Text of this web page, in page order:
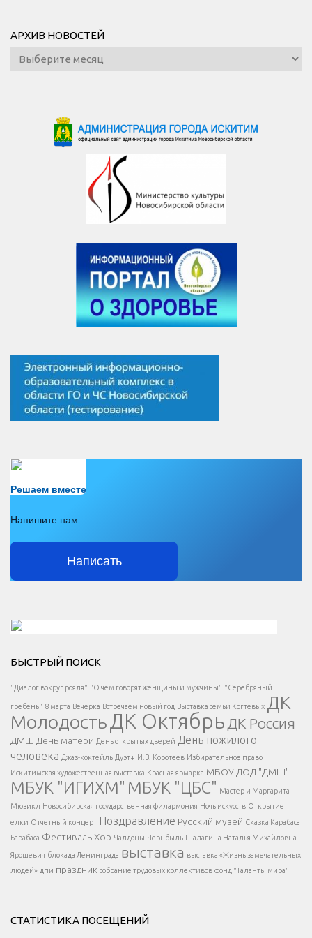
АРХИВ НОВОСТЕЙ
Архив
новостей
Решаем вместе
Напишите нам
Написать
Есть вопрос?
Напишите нам
</span >
Написать
</button >
</div >
</div > </div >
БЫСТРЫЙ ПОИСК
"Диалог вокруг рояля" "О чем говорят женщины и мужчины" "Серебряный
гребень" 8 марта Вечёрка Встречаем новый год Выставка семьи Когтевых ДК
МолодостьДК Октябрь ДК Россия
ДМШ День матери День открытых дверей День пожилого
человека Джаз-коктейль Дуэт+ И.В. Коротеев Избирательное право
Искитимская художественная выставка Красная ярмарка МБОУ ДОД "ДМШ"
МБУК "ИГИХМ" МБУК "ЦБС" Мастер и Маргарита
Мюзикл Новосибирская государственная филармония Ночь искусств Открытие
елки Отчетный концерт Поздравление Русский музей Сказка Карабаса
Барабаса Фестиваль Хор Чалдоны Чернбыль Шалагина Наталья Михайловна
Ярошевич блокада Ленинграда выставка выставка «Жизнь замечательных
людей» дпи праздник собрание трудовых коллективов фонд "Таланты мира"
СТАТИСТИКА ПОСЕЩЕНИЙ